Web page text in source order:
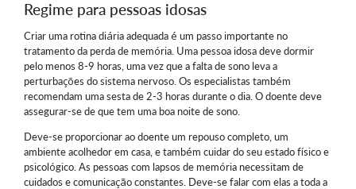
Regime para pessoas idosas
Criar uma rotina diária adequada é um passo importante no
tratamento da perda de memória. Uma pessoa idosa deve dormir
pelo menos 8-9 horas, uma vez que a falta de sono leva a
perturbações do sistema nervoso. Os especialistas também
recomendam uma sesta de 2-3 horas durante o dia. O doente deve
assegurar-se de que tem uma boa noite de sono.
Deve-se proporcionar ao doente um repouso completo, um
ambiente acolhedor em casa, e também cuidar do seu estado físico e
psicológico. As pessoas com lapsos de memória necessitam de
cuidados e comunicação constantes. Deve-se falar com elas a toda a